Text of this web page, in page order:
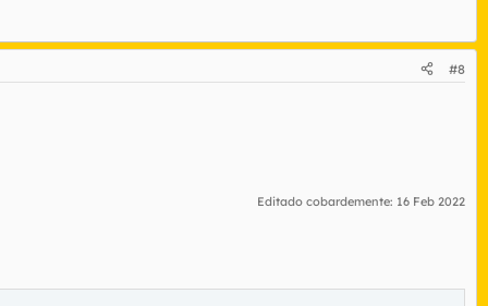
#8
Editado cobardemente: 16 Feb 2022